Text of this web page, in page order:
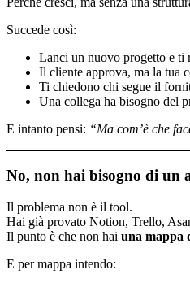
Succede così:
Lanci un nuovo progetto e ti
Il cliente approva, ma la tua
Ti chiedono chi segue il
Una collega ha bisogno del
E intanto pensi: “Ma com’è che
No, non hai bisogno di un
Il problema non è il tool.
Hai già provato Notion, Trello,
Il punto è che non hai una mappa
E per mappa intendo: